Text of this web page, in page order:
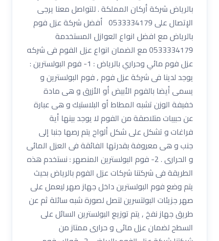
بالرياض شركة أركان المملكة . للتواصل معنا يرجى
الإتصال على 0533334179 أفضل شركة عزل فوم
بالرياض مع افضل انواع العوازل المستخدمة
0533334179 مع الضمان انواع عزل الفوم فى شركه
عزل فوم مائي وحراري بالرياض : 1- فوم البولسترين :
يوجد لدينا فى شركة عزل فوم , فوم البولسترين و
يسمى أيضا بالفوم الأبيض أو الأزرق و هى مادة
خفيفة الوزن تشبه المطاط أو البلاستيك و هى عبارة
عن حبيبات متلاصقة من الفوم لا يوجد بينها أية
فراغات و تشكل على شكل ألواح يتم رصها جنبا إلى
جنب و هى معروفة بقدرتها الفائقة فى العزل المائى
و الحرارى . 2- فوم البولسترين المنصهر : نستخدم هذه
الطريقة فى شركتنا شركات عزل الفوم بالرياض بحيث
يتم وضع فوم البولسترين داخل جهاز صهر ليعمل على
صهر جزيئات البولتسرين لتصل لصورة شبه سائلة ثم عن
طريق جهاز نفخ , يتم توزيع البولسترين السائل على
السطح لضمان عزل مائى و حرارى ممتاز من